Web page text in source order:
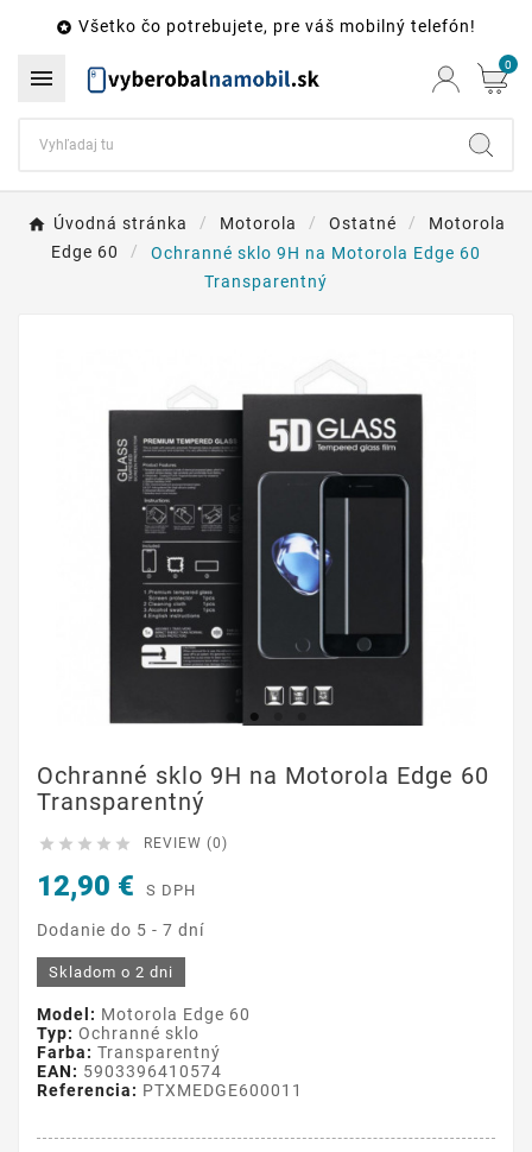
 Všetko čo potrebujete, pre váš mobilný telefón!
 0
Úvodná stránka Motorola Ostatné
Motorola
Edge 60
Ochranné sklo 9H na Motorola Edge 60
Transparentný
Ochranné sklo 9H na Motorola Edge 60
Transparentný
     REVIEW (0)
12,90 € S DPH
Dodanie do 5 - 7 dní
Skladom o 2 dni
Model: Motorola Edge 60
Typ: Ochranné sklo
Farba: Transparentný
EAN: 5903396410574
Referencia: PTXMEDGE600011